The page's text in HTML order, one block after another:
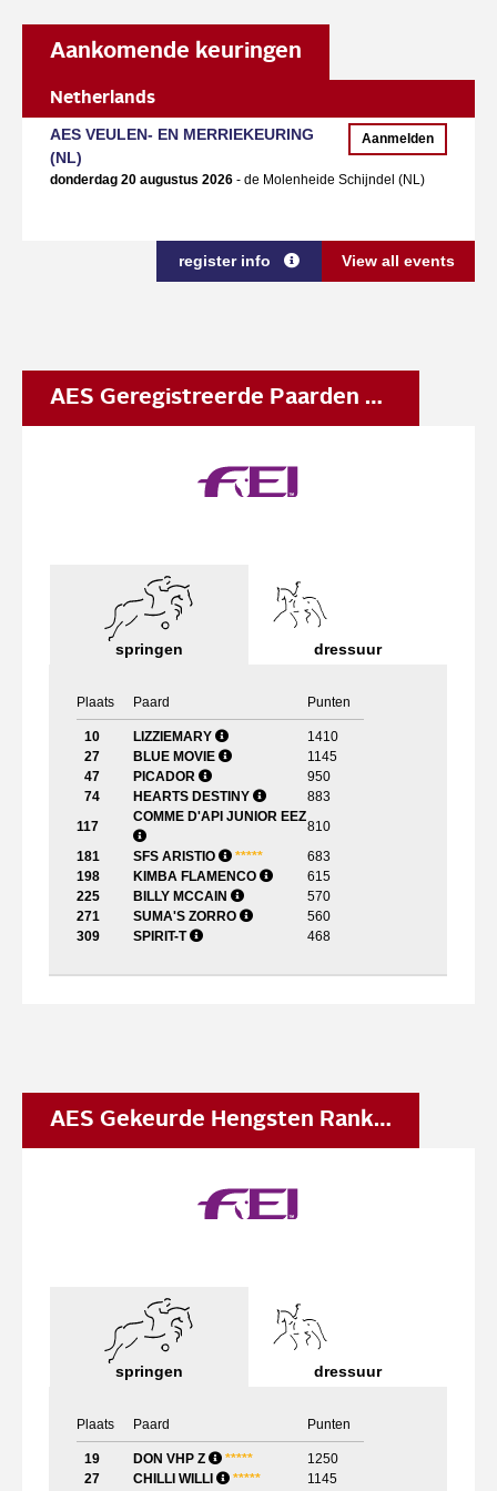
Aankomende keuringen
Netherlands
Aanmelden
AES VEULEN- EN MERRIEKEURING
(NL)
donderdag 20 augustus 2026- de Molenheide Schijndel (NL)
register info View all events
AES Geregistreerde Paarden Ranking
springen dressuur
Plaats Paard Punten
10 LIZZIEMARY
1410
27
BLUE MOVIE
1145
47
PICADOR
950
74
HEARTS DESTINY
883
117
COMME D'API JUNIOR EEZ
810
181
SFS ARISTIO *****
683
198
KIMBA FLAMENCO
615
225
BILLY MCCAIN
570
271
SUMA'S ZORRO
560
309
SPIRIT-T 468
AES Gekeurde Hengsten Ranking
springen dressuur
Plaats Paard Punten
19 DON VHP Z *****
1250
27
CHILLI WILLI ***** 1145